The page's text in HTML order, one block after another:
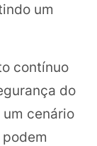
um
contínuo
do
cenário